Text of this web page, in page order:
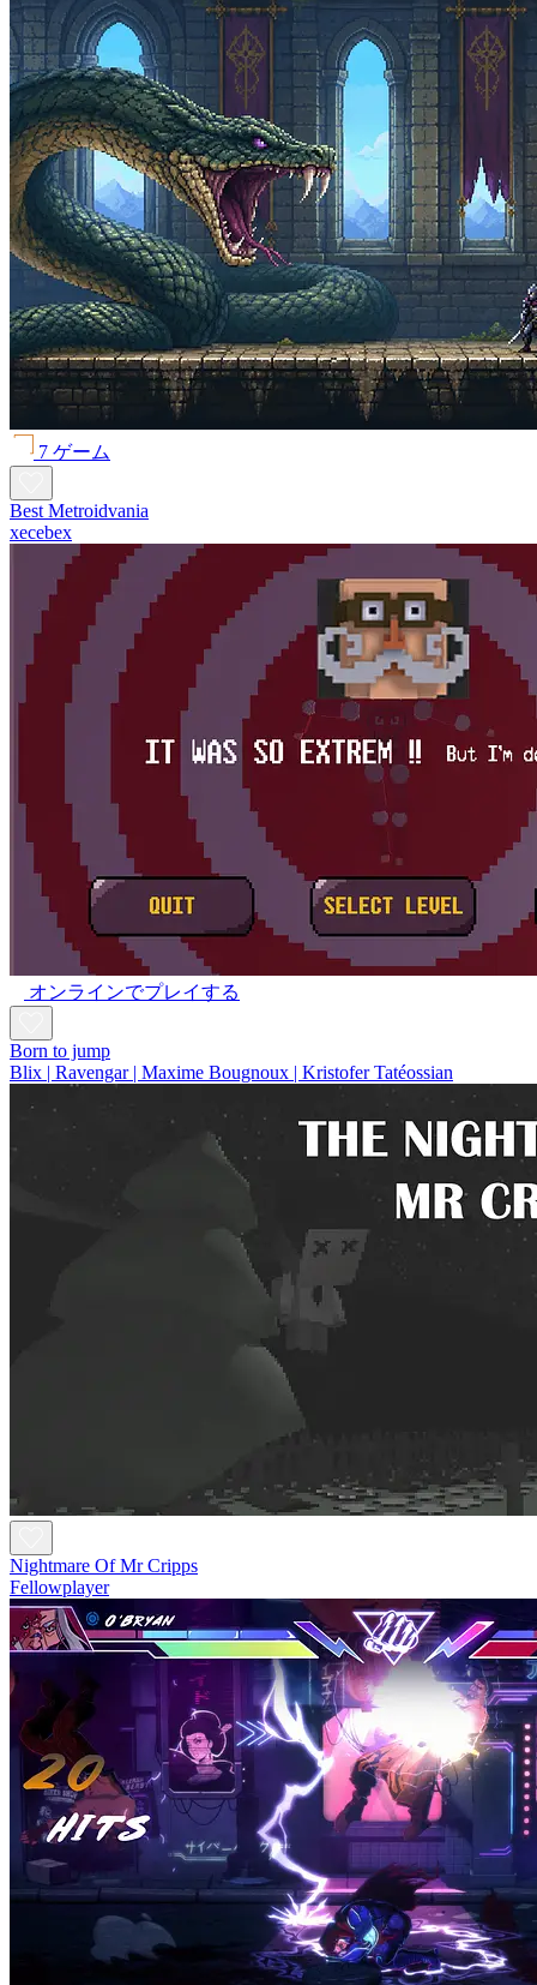
7 ゲーム
Best Metroidvania
xecebex
オンラインでプレイする
Born to jump
Blix | Ravengar | Maxime Bougnoux | Kristofer Tatéossian
Nightmare Of Mr Cripps
Fellowplayer